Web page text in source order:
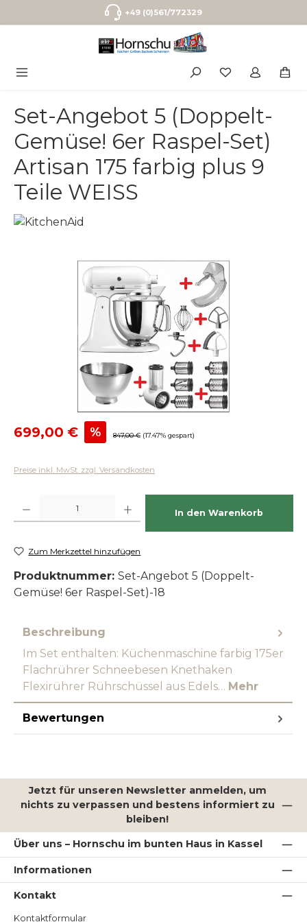
Zum Hauptinhalt springen+49 (0)561/772329
Set-Angebot 5 (Doppelt-
Gemüse! 6er Raspel-Set)
Artisan 175 farbig plus 9
Teile WEISS
Bildergalerie überspringen
Verkaufspreis:
699,00 € % Regulärer Preis:
847,00 € (17.47% gespart)
Preise inkl. MwSt. zzgl. Versandkosten
In den Warenkorb
Zum Merkzettel hinzufügen
Produktnummer: Set-Angebot 5 (Doppelt-
Gemüse! 6er Raspel-Set)-18
Beschreibung
Im Set enthalten: Küchenmaschine farbig 175er
Flachrührer Schneebesen Knethaken
Flexirührer Rührschüssel aus Edels… Mehr
Bewertungen
Jetzt für unseren Newsletter anmelden, um
nichts zu verpassen und bestens informiert zu
bleiben!
Über uns – Hornschu im bunten Haus in Kassel
Informationen
Kontakt
Kontaktformular